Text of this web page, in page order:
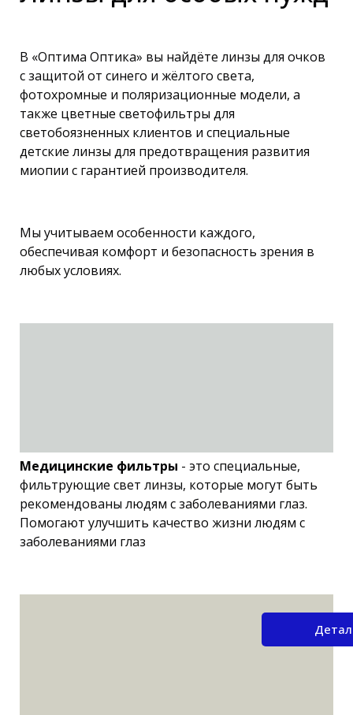
В «Оптима Оптика» вы найдёте линзы для очков
с защитой от синего и жёлтого света,
фотохромные и поляризационные модели, а
также цветные светофильтры для
светобоязненных клиентов и специальные
детские линзы для предотвращения развития
миопии с гарантией производителя.
Мы учитываем особенности каждого,
обеспечивая комфорт и безопасность зрения в
любых условиях.
Медицинские фильтры - это специальные,
фильтрующие свет линзы, которые могут быть
рекомендованы людям с заболеваниями глаз.
Помогают улучшить качество жизни людям с
заболеваниями глаз